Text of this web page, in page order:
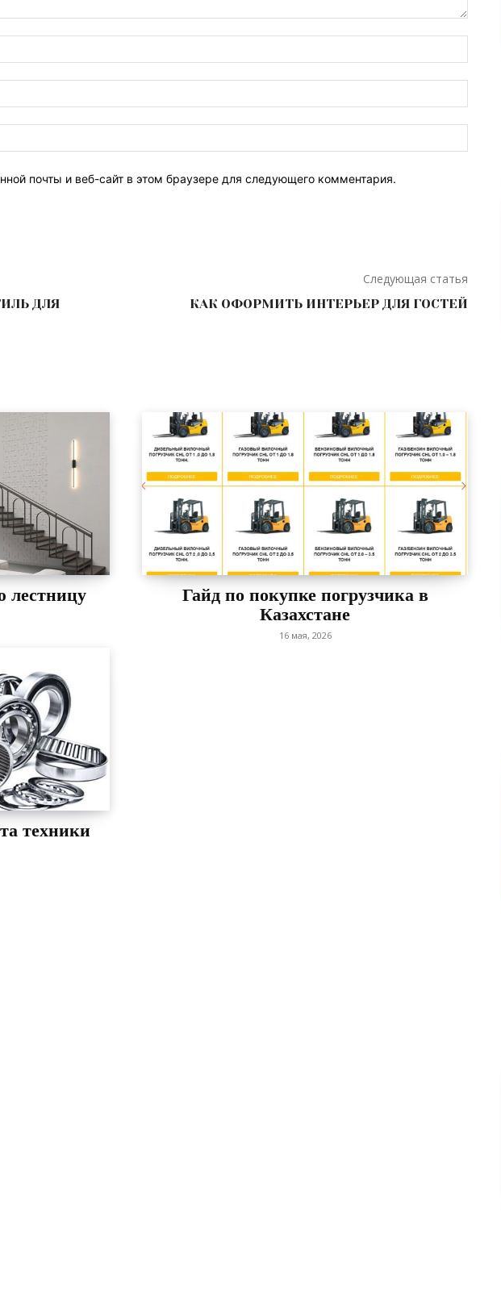
почта:*
Сайт:
почты и веб-сайт в этом браузере для следующего комментария.
ДЛЯ
Следующая статья
КАК ОФОРМИТЬ ИНТЕРЬЕР ДЛЯ ГОСТЕЙ
лестницу
Гайд по покупке погрузчика в
Казахстане
16 мая, 2026
техники